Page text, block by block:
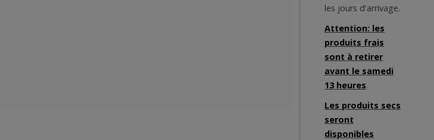
les jours d'arrivage.
Attention: les
produits frais
sont à retirer
avant le samedi
13 heures.
Les produits secs
seront
disponibles